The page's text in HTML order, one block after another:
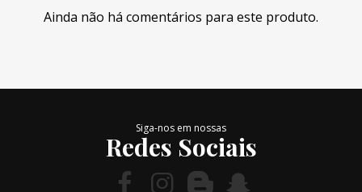
Ainda não há comentários para este produto.
Siga-nos em nossas
Redes Sociais